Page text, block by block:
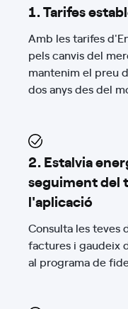
1. Tarifes
Amb les tarifes
pels canvis del
mantenim el preu
dos anys des del
2. Estalvia
seguiment del
l'aplicació
Consulta les teves
factures i gaudeix
al programa de